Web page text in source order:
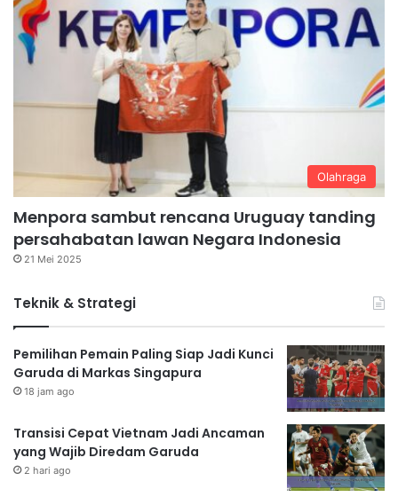
Olahraga
Menpora sambut rencana Uruguay tanding
persahabatan lawan Negara Indonesia
21 Mei 2025
Teknik & Strategi
Pemilihan Pemain Paling Siap Jadi Kunci
Garuda di Markas Singapura
18 jam ago
Transisi Cepat Vietnam Jadi Ancaman
yang Wajib Diredam Garuda
2 hari ago